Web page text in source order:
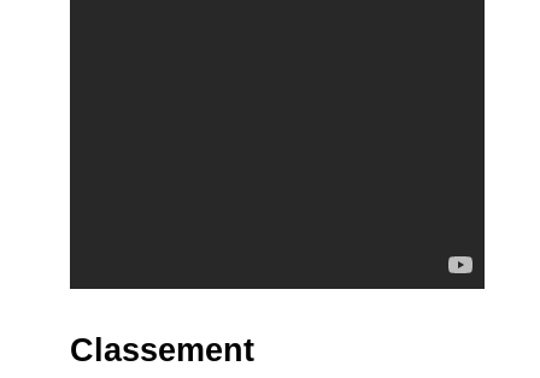
Classement